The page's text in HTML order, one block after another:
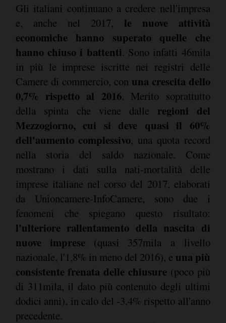
Gli italiani continuano a credere nell'impresa
e, anche nel 2017, le nuove attività
economiche hanno superato quelle che
hanno chiuso i battenti. Sono infatti 46mila
in più le imprese iscritte nei registri delle
Camere di commercio, con una crescita dello
0,7% rispetto al 2016. Merito soprattutto
della spinta che viene dalle regioni del
Mezzogiorno, cui si deve quasi il 60%
dell'aumento complessivo, una quota record
nella storia del saldo nazionale. Come
mostrano i dati sulla nati-mortalità delle
imprese italiane nel corso del 2017, elaborati
da Unioncamere-InfoCamere, sono due i
fenomeni che spiegano questo risultato:
l'ulteriore rallentamento della nascita di
nuove imprese (quasi 357mila a livello
nazionale, l'1,8% in meno del 2016), e una più
consistente frenata delle chiusure (poco più
di 311mila, il dato più contenuto degli ultimi
dodici anni), in calo del -3,4% rispetto all'anno
precedente.